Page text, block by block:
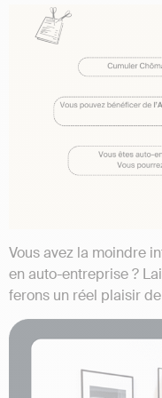
Vous avez la moindre
en auto-entreprise ?
ferons un réel plaisir